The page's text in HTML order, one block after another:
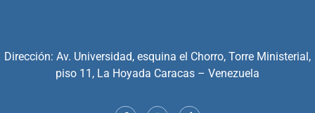
Dirección: Av. Universidad, esquina el Chorro, Torre Ministerial,
piso 11, La Hoyada Caracas – Venezuela